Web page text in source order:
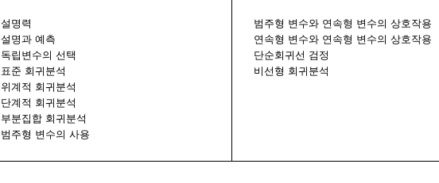
설명력
설명과 예측
독립변수의 선택
표준 회귀분석
위계적 회귀분석
단계적 회귀분석
부분집합 회귀분석
범주형 변수의 사용
범주형 변수와 연속형 변수의 상호작용
연속형 변수와 연속형 변수의 상호작용
단순회귀선 검정
비선형 회귀분석